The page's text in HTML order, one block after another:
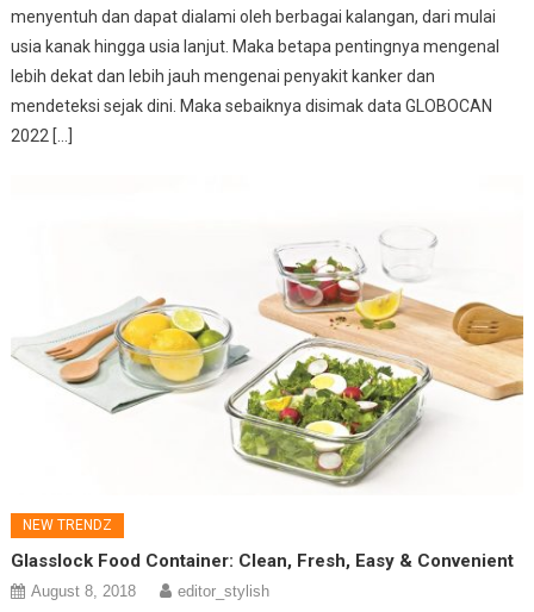
menyentuh dan dapat dialami oleh berbagai kalangan, dari mulai
usia kanak hingga usia lanjut. Maka betapa pentingnya mengenal
lebih dekat dan lebih jauh mengenai penyakit kanker dan
mendeteksi sejak dini. Maka sebaiknya disimak data GLOBOCAN
2022 […]
NEW TRENDZ
Glasslock Food Container: Clean, Fresh, Easy & Convenient
August 8, 2018 editor_stylish